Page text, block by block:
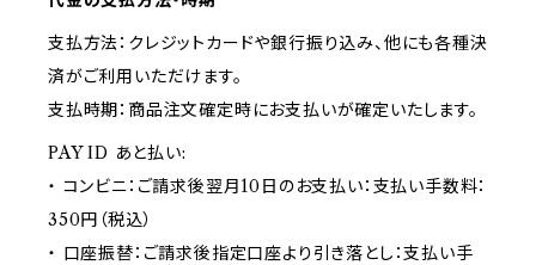
支払方法：クレジットカードや銀行振り込み、他にも各種決
済がご利用いただけます。
支払時期：商品注文確定時にお支払いが確定いたします。
PAY ID あと払い:
・ コンビニ：ご請求後翌月10日のお支払い：支払い手数料：
350円（税込）
・ 口座振替：ご請求後指定口座より引き落とし：支払い手